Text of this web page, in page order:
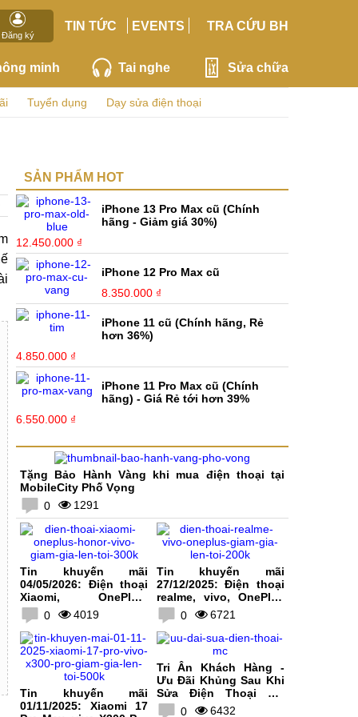
Đăng ký
TIN TỨC EVENTS TRA CỨU BH
minh Tai nghe Sửa chữa
Tuyển dụng Dạy sửa điện thoại
SẢN PHẨM HOT
iPhone 13 Pro Max cũ (Chính
hãng - Giảm giá 30%)
12.450.000 ₫
iPhone 12 Pro Max cũ
8.350.000 ₫
iPhone 11 cũ (Chính hãng, Rẻ
hơn 36%)
4.850.000 ₫
iPhone 11 Pro Max cũ (Chính
hãng) - Giá Rẻ tới hơn 39%
6.550.000 ₫
Tặng Bảo Hành Vàng khi mua điện thoại tại
MobileCity Phố Vọng
0
1291
Tin khuyến mãi
04/05/2026: Điện thoại
Xiaomi, OnePlus,
HONOR, vivo giảm giá
lên tới 300K
0 4019
Tin khuyến mãi
27/12/2025: Điện thoại
realme, vivo, OnePlus
giảm giá lên tới 200K
0 6721
Tin khuyến mãi
01/11/2025: Xiaomi 17
Tri Ân Khách Hàng -
Ưu Đãi Khủng Sau Khi
Sửa Điện Thoại Tại
MobileCity
0 6432